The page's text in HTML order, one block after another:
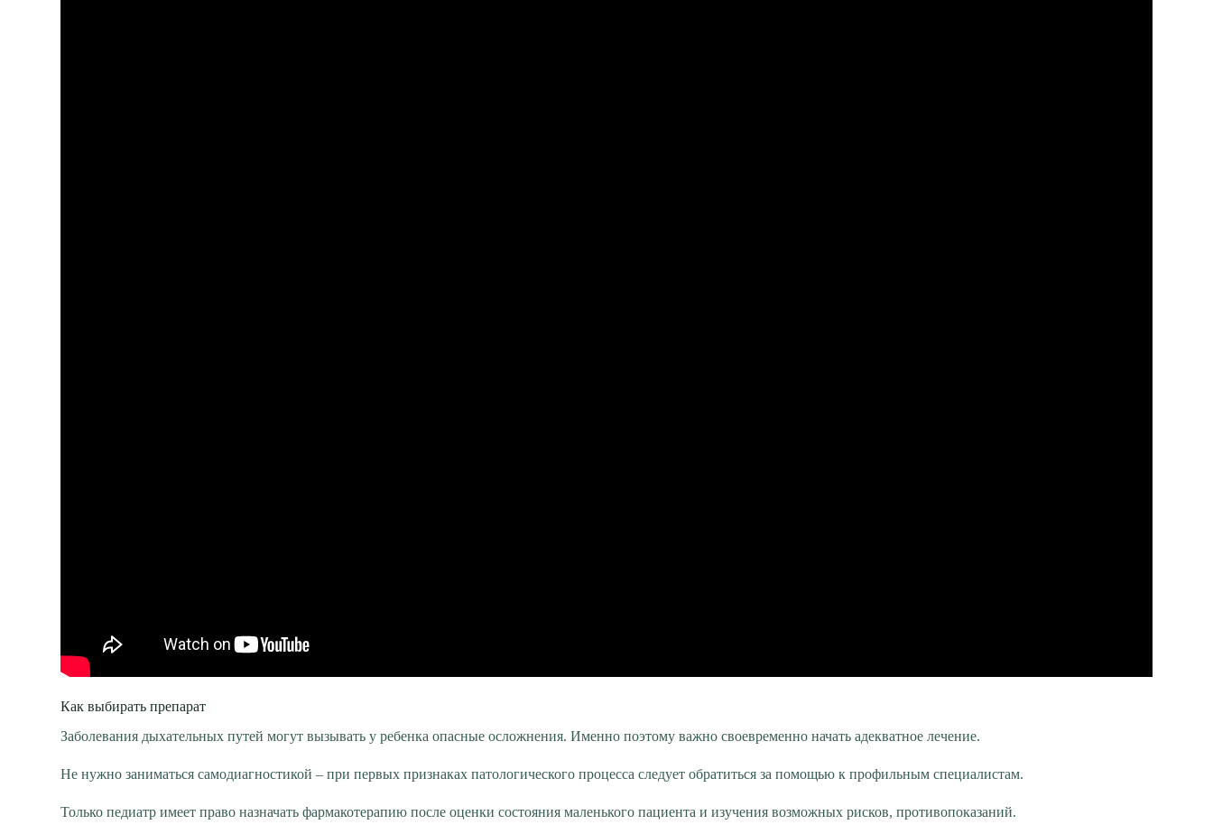
Как выбирать препарат
Заболевания дыхательных путей могут вызывать у ребенка опасные осложнения. Именно поэтому важно своевременно начать адекватное лечение.
Не нужно заниматься самодиагностикой – при первых признаках патологического процесса следует обратиться за помощью к профильным специалистам.
Только педиатр имеет право назначать фармакотерапию после оценки состояния маленького пациента и изучения возможных рисков, противопоказаний.